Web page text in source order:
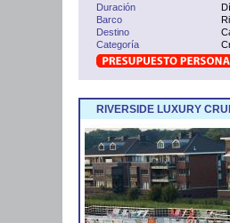
Duración
Barco
Destino
Categoría
RIVERSIDE LUXURY